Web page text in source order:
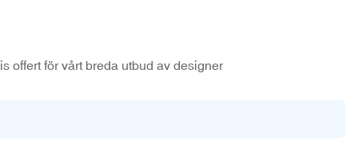
offert för vårt breda utbud av designer